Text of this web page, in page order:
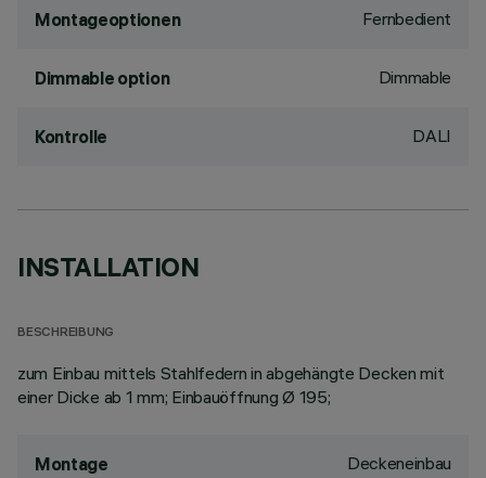
Montageoptionen Fernbedient
Dimmable option Dimmable
Kontrolle DALI
INSTALLATION
BESCHREIBUNG
zum Einbau mittels Stahlfedern in abgehängte Decken mit
einer Dicke ab 1 mm; Einbauöffnung Ø 195;
Montage Deckeneinbau